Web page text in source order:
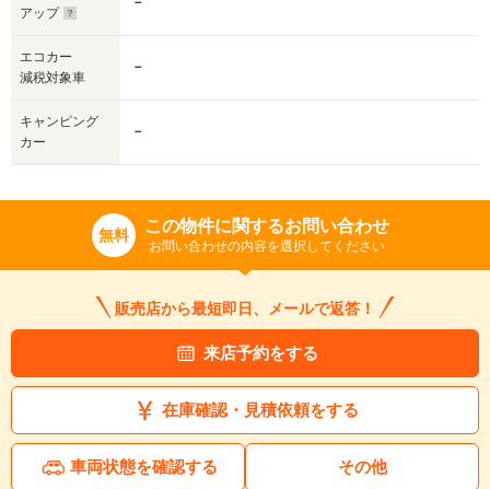
アップ
エコカー
減税対象車
－
キャンピング
カー
－
無料 この物件に関するお問い合わせ
お問い合わせの内容を選択してください
販売店から最短即日、メールで返答！
来店予約をする
在庫確認・見積依頼をする
車両状態を確認する その他